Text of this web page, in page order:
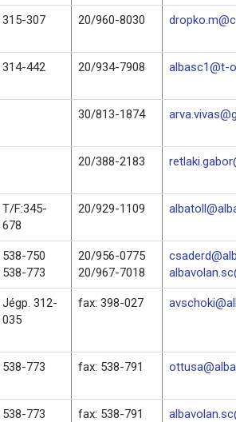
315-307 20/960-8030
314-442 20/934-7908 albasc1@t-
30/813-1874
20/388-2183
T/F:345-
678
20/929-1109
538-750
538-773
20/956-0775
20/967-7018
Jégp. 312-
035
fax: 398-027
538-773 fax: 538-791
538-773 fax: 538-791